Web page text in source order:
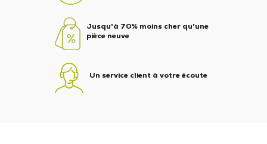
Jusqu'à 70% moins cher qu'une
pièce neuve
Un service client à votre écoute